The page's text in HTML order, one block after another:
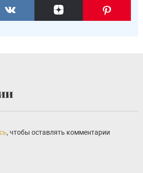
, чтобы оставлять комментарии